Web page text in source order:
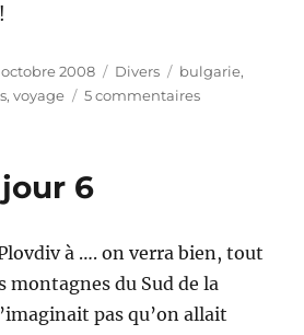
octobre 2008 Catégories
Divers Étiquettes
bulgarie,
,voyage 5 commentairessur
6
à …. on verra bien, tout
montagnes du Sud de la
pas qu’on allait